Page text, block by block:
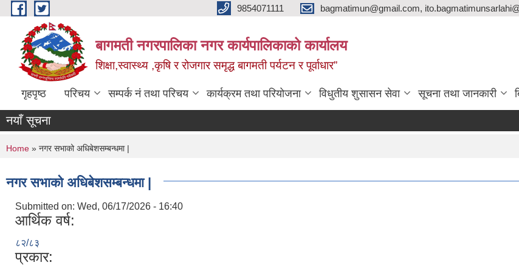
Skip to main content 9854071111 bagmatimun@gmail.com,
बागमती नगरपालिका नगर कार्यपालिकाको कार्यालय
शिक्षा,स्वास्थ्य ,कृषि र रोजगार समृद्ध बागमती पर्यटन र पूर्वाधार”
गृहपृष्ठ परिचय सम्पर्क नं तथा परिचय कार्यक्रम तथा परियोजना विधुतीय शुसासन सेवा सूचना तथा जानकारी
नयाँ सूचना
You are here
Home » नगर सभाको अधिबेशसम्बन्धमा |
नगर सभाको अधिबेशसम्बन्धमा |
Submitted on: Wed, 06/17/2026 - 16:40
आर्थिक वर्ष:
८२/८३
प्रकार: